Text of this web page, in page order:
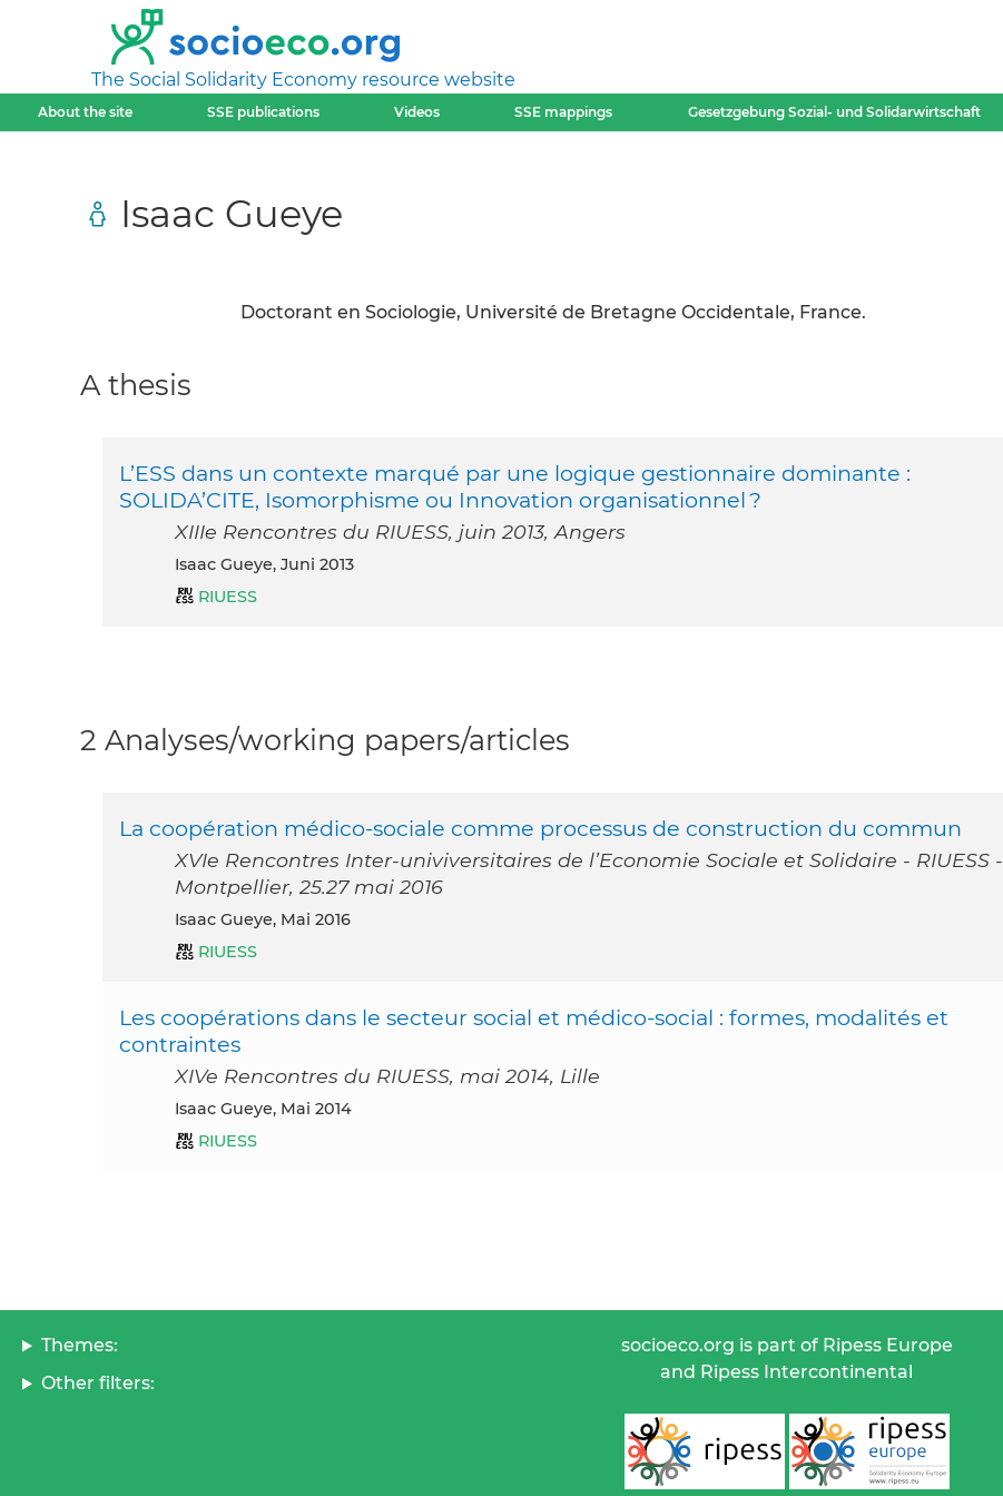
The Social Solidarity Economy resource website
About the site SSE publications Videos SSE mappings Gesetzgebung Sozial- und Solidarwirtschaft
Isaac Gueye
Doctorant en Sociologie, Université de Bretagne Occidentale, France.
A thesis
L’ESS dans un contexte marqué par une logique gestionnaire dominante :
SOLIDA’CITE, Isomorphisme ou Innovation organisationnel ?
XIIIe Rencontres du RIUESS, juin 2013, Angers
Isaac Gueye, Juni 2013
RIUESS
2 Analyses/working papers/articles
La coopération médico-sociale comme processus de construction du commun
XVIe Rencontres Inter-univiversitaires de l’Economie Sociale et Solidaire - RIUESS -
Montpellier, 25.27 mai 2016
Isaac Gueye, Mai 2016
RIUESS
Les coopérations dans le secteur social et médico-social : formes, modalités et
contraintes
XIVe Rencontres du RIUESS, mai 2014, Lille
Isaac Gueye, Mai 2014
RIUESS
Themes:
Other filters:
socioeco.org is part of Ripess Europe
and Ripess Intercontinental